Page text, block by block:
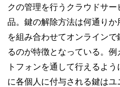
クの管理を行うクラウドサ
品。鍵の解除方法は何通り
を組み合わせてオンライン
るのが特徴となっている。
トフォンを通して行えるよ
に各個人に付与される鍵は